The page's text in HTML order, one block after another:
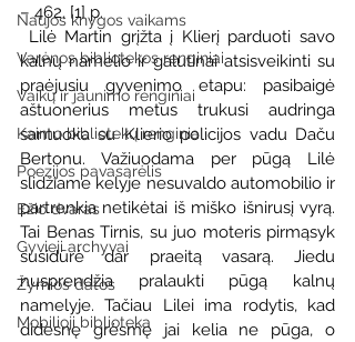
Naujos knygos vaikams
Varėnos bibliotekos renginiai
Vaikų ir jaunimo renginiai
Kaimo bibliotekų renginiai
Poezijos pavasarėlis
Ežio dvaras
Gyvieji archyvai
Žymios datos
Mobilioji biblioteka
– 462, [1] p.
kalnų namelio ir galutinai atsisveikinti su
praėjusiu gyvenimo etapu: pasibaigė
aštuonerius metus trukusi audringa
santuoka su Klierio policijos vadu Daču
Bertonu. Važiuodama per pūgą Lilė
slidžiame kelyje nesuvaldo automobilio ir
partrenkia netikėtai iš miško išnirusį vyrą.
Tai Benas Tirnis, su juo moteris pirmąsyk
susidūrė dar praeitą vasarą. Jiedu
nusprendžia pralaukti pūgą kalnų
namelyje. Tačiau Lilei ima rodytis, kad
didesnę grėsmę jai kelia ne pūga, o